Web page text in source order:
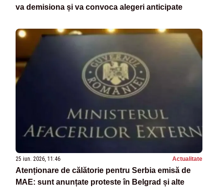
va demisiona și va convoca alegeri anticipate
25 iun. 2026, 11:46 Actualitate
Atenționare de călătorie pentru Serbia emisă de
MAE: sunt anunțate proteste în Belgrad și alte